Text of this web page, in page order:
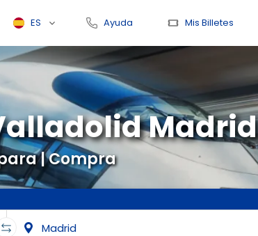
ES Ayuda Mis Billetes
| Compra
Madrid